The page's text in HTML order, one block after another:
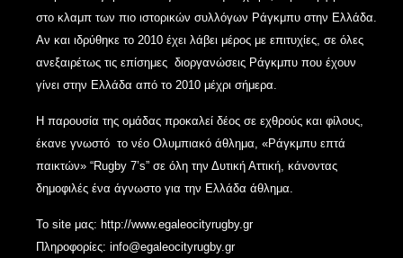
στο κλαμπ των πιο ιστορικών συλλόγων Ράγκμπυ στην Ελλάδα.
Αν και ιδρύθηκε το 2010 έχει λάβει μέρος με επιτυχίες, σε όλες
ανεξαιρέτως τις επίσημες διοργανώσεις Ράγκμπυ που έχουν
γίνει στην Ελλάδα από το 2010 μέχρι σήμερα.
Η παρουσία της ομάδας προκαλεί δέος σε εχθρούς και φίλους,
έκανε γνωστό το νέο Ολυμπιακό άθλημα, «Ράγκμπυ επτά
παικτών» “Rugby 7’s” σε όλη την Δυτική Αττική, κάνοντας
δημοφιλές ένα άγνωστο για την Ελλάδα άθλημα.
Το site μας: http://www.egaleocityrugby.gr
Πληροφορίες: info@egaleocityrugby.gr